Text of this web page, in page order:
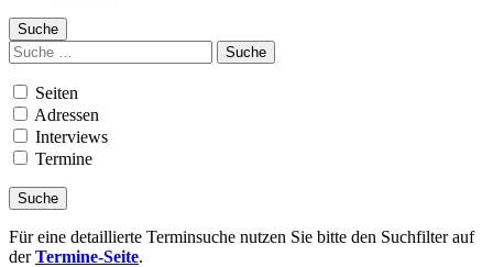
Suche
Suchen
nach:
Seiten
Adressen
Interviews
Termine
Für eine detaillierte Terminsuche nutzen Sie bitte den Suchfilter auf
derTermine-Seite.